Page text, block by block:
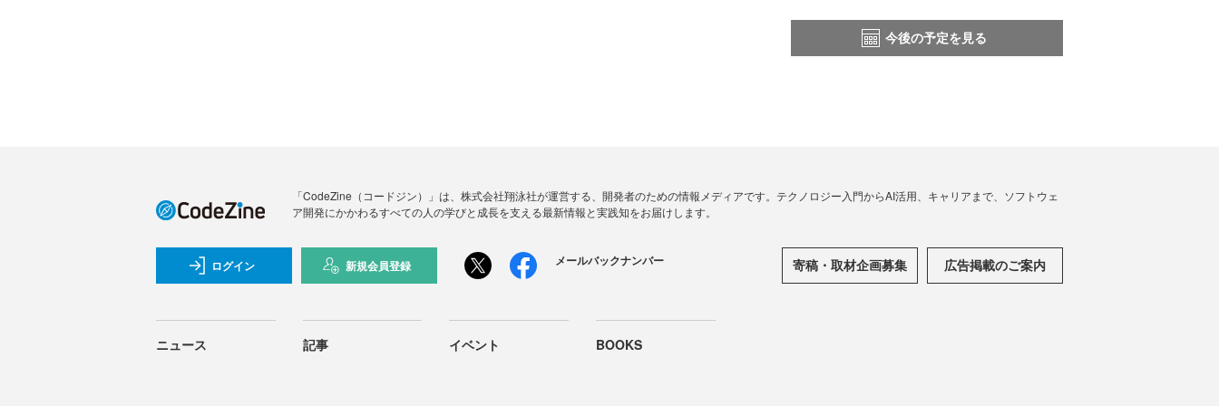
今後の予定を見る
「CodeZine（コードジン）」は、株式会社翔泳社が運営する、開発者のための情報メディアです。テクノロジー入門からAI活用、キャリアまで、ソフトウェ
ア開発にかかわるすべての人の学びと成長を支える最新情報と実践知をお届けします。
ログイン 新規会員登録 メールバックナンバー 寄稿・取材企画募集 広告掲載のご案内
ニュース 記事 イベント BOOKS